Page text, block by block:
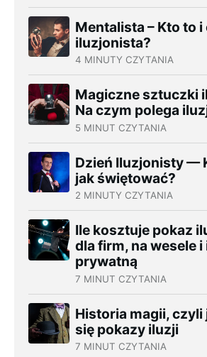
Mentalista – Kto to i
iluzjonista?
4 MINUTY CZYTANIA
Magiczne sztuczki
Na czym polega
5 MINUT CZYTANIA
Dzień Iluzjonisty —
jak świętować?
2 MINUTY CZYTANIA
Ile kosztuje pokaz
dla firm, na wesele
prywatną
7 MINUT CZYTANIA
Historia magii, czyli
się pokazy iluzji
7 MINUT CZYTANIA